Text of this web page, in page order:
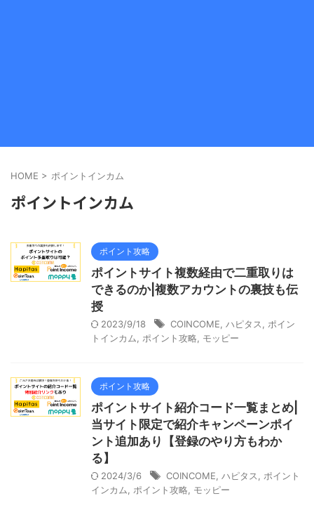
HOME > ポイントインカム
ポイントインカム
ポイント攻略
ポイントサイト複数経由で二重取りは
できるのか|複数アカウントの裏技も伝
授
2023/9/18 COINCOME ハピタス
ポイン
トインカム
ポイント攻略 モッピー
ポイント攻略
ポイントサイト紹介コード一覧まとめ|
当サイト限定で紹介キャンペーンポイ
ント追加あり【登録のやり方もわか
る】
2024/3/6 COINCOME ハピタス
ポイント
インカム
ポイント攻略 モッピー